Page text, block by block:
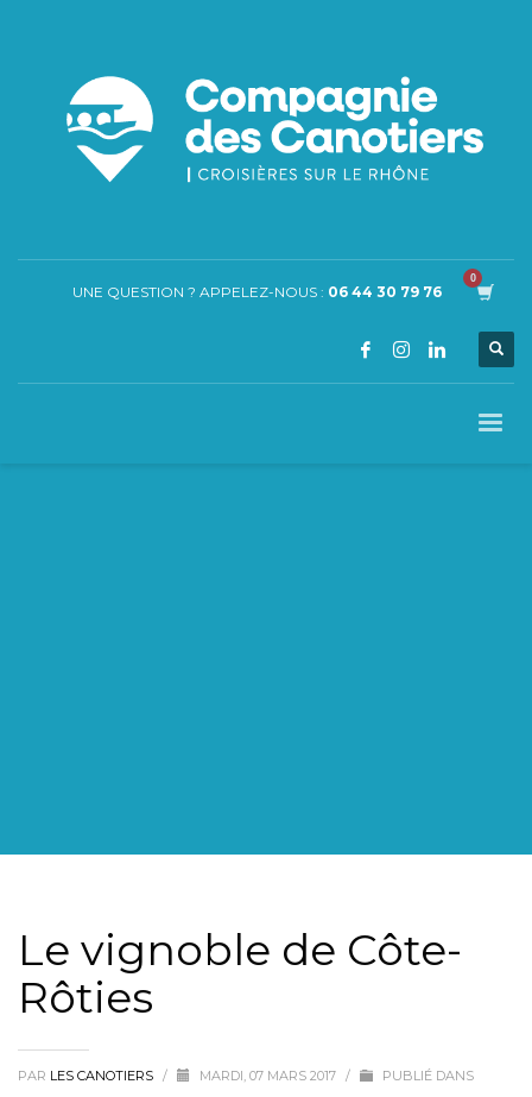
UNE QUESTION ? APPELEZ-NOUS : 06 44 30 79 76
Le vignoble de Côte-
Rôties
PAR LES CANOTIERS / MARDI, 07 MARS 2017 / PUBLIÉ DANS